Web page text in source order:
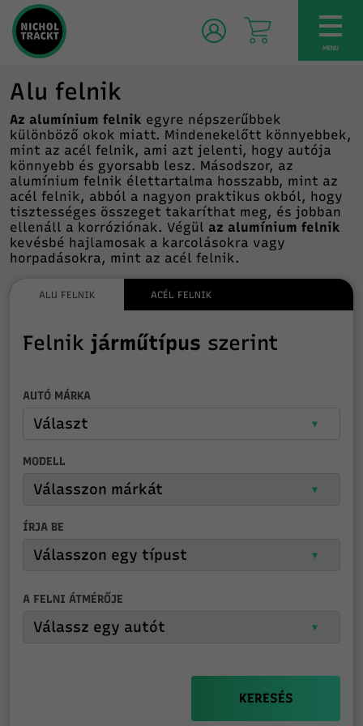
MENU
Alu felnik
Az alumínium felnik egyre népszerűbbek
különböző okok miatt. Mindenekelőtt könnyebbek,
mint az acél felnik, ami azt jelenti, hogy autója
könnyebb és gyorsabb lesz. Másodszor, az
alumínium felnik élettartalma hosszabb, mint az
acél felnik, abból a nagyon praktikus okból, hogy
tisztességes összeget takaríthat meg, és jobban
ellenáll a korróziónak. Végül az alumínium felnik
kevésbé hajlamosak a karcolásokra vagy
horpadásokra, mint az acél felnik.
ALU FELNIK ACÉL FELNIK
Felnik járműtípus szerint
AUTÓ MÁRKA
MODELL
ÍRJA BE
A FELNI ÁTMÉRŐJE
KERESÉS